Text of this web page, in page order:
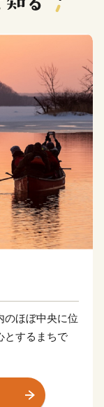
のほぼ中央に位
とするまちで
な動植物の生